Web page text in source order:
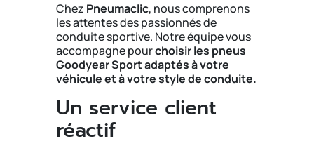
Chez Pneumaclic, nous comprenons
les attentes des passionnés de
conduite sportive. Notre équipe vous
accompagne pourchoisir les pneus
Goodyear Sport adaptés à votre
véhicule et à votre style de conduite.
Un service client
réactif